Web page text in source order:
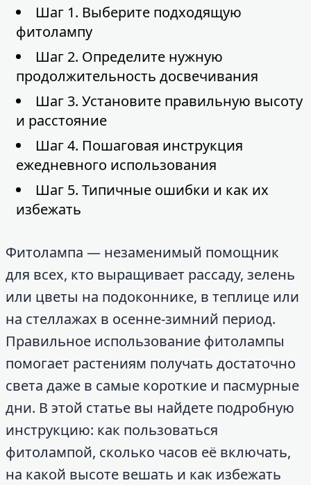
Шаг 1. Выберите подходящую
фитолампу
Шаг 2. Определите нужную
продолжительность досвечивания
Шаг 3. Установите правильную высоту
и расстояние
Шаг 4. Пошаговая инструкция
ежедневного использования
Шаг 5. Типичные ошибки и как их
избежать
Фитолампа — незаменимый помощник
для всех, кто выращивает рассаду, зелень
или цветы на подоконнике, в теплице или
на стеллажах в осенне-зимний период.
Правильное использование фитолампы
помогает растениям получать достаточно
света даже в самые короткие и пасмурные
дни. В этой статье вы найдете подробную
инструкцию: как пользоваться
фитолампой, сколько часов её включать,
на какой высоте вешать и как избежать